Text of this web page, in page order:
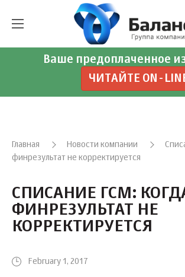
Ваше предоплаченное
ЧИТАЙТЕ ON-
Главная Новости компании
финрезультат не корректируется
CПИСАНИЕ ГСМ:
ФИНРЕЗУЛЬТАТ НЕ
КОРРЕКТИРУЕТСЯ
February 1, 2017